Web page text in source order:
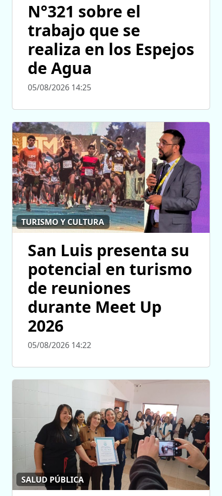
N°321 sobre el
trabajo que se
realiza en los Espejos
de Agua
05/08/2026 14:25
TURISMO Y CULTURA
San Luis presenta su
potencial en turismo
de reuniones
durante Meet Up
2026
05/08/2026 14:22
SALUD PÚBLICA